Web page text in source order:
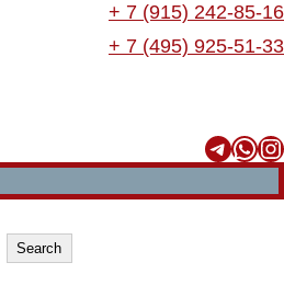
+ 7 (915) 242-85-16
+ 7 (495) 925-51-33
TelegramWhatsApp Instagram
Search